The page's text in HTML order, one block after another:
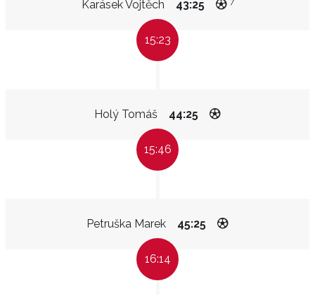
Karásek Vojtěch 43:25
15:23
Holý Tomáš 44:25
15:46
Petruška Marek 45:25
16:14